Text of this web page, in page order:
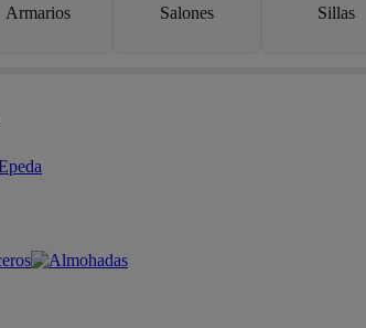
Armarios Salones Sillas